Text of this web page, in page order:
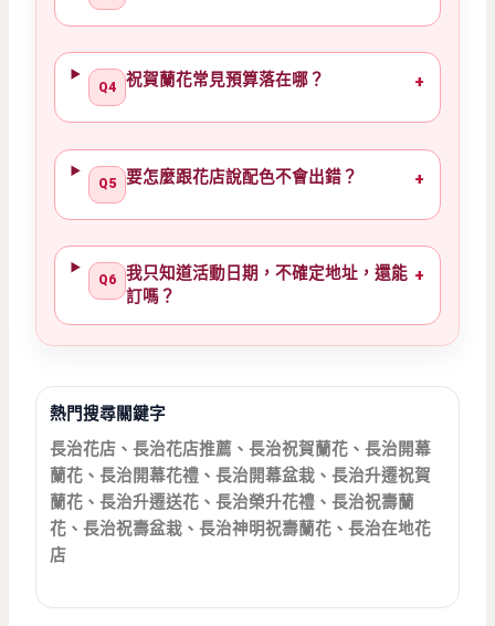
Q4 祝賀蘭花常見預算落在哪？ +
Q5 要怎麼跟花店說配色不會出錯？ +
Q6
我只知道活動日期，不確定地址，還能
訂嗎？
+
熱門搜尋關鍵字
長治花店、長治花店推薦、長治祝賀蘭花、長治開幕
蘭花、長治開幕花禮、長治開幕盆栽、長治升遷祝賀
蘭花、長治升遷送花、長治榮升花禮、長治祝壽蘭
花、長治祝壽盆栽、長治神明祝壽蘭花、長治在地花
店